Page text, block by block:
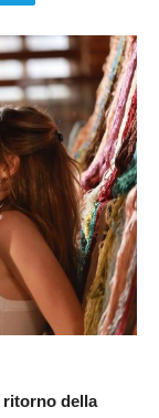
ritorno della